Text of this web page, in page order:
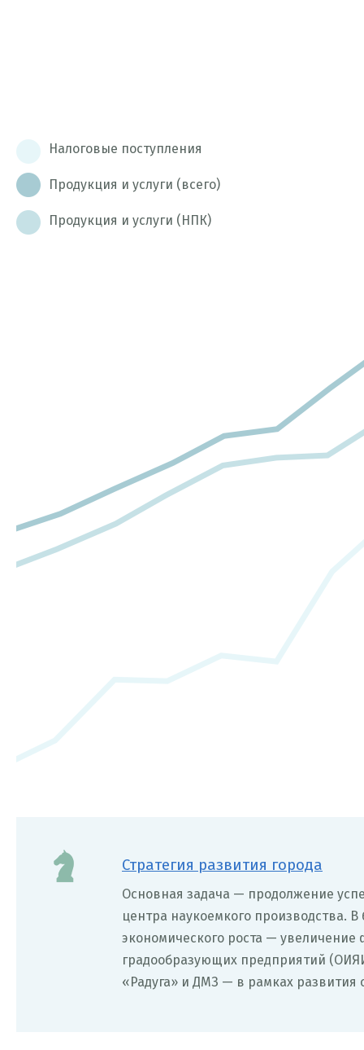
Налоговые поступления
Продукция и услуги (всего)
Продукция и услуги (НПК)
Стратегия развития города
Основная задача — продолжение
центра наукоемкого производства.
экономического роста —
градообразующих предприятий
«Радуга» и ДМЗ — в рамках развития